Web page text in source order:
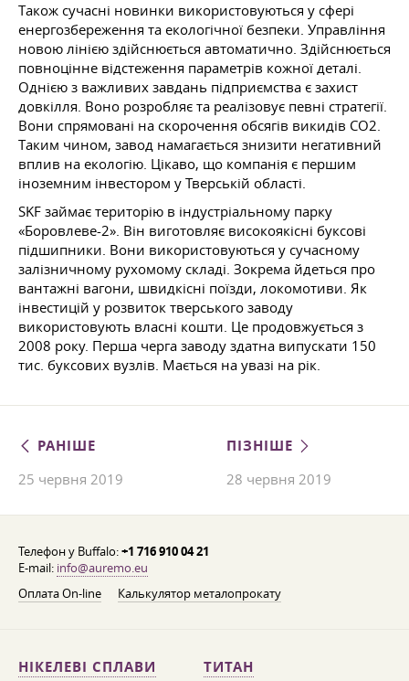
Також сучасні новинки використовуються у сфері
енергозбереження та екологічної безпеки. Управління
новою лінією здійснюється автоматично. Здійснюється
повноцінне відстеження параметрів кожної деталі.
Однією з важливих завдань підприємства є захист
довкілля. Воно розробляє та реалізовує певні стратегії.
Вони спрямовані на скорочення обсягів викидів СО2.
Таким чином, завод намагається знизити негативний
вплив на екологію. Цікаво, що компанія є першим
іноземним інвестором у Тверській області.
SKF займає територію в індустріальному парку
«Боровлеве-2». Він виготовляє високоякісні буксові
підшипники. Вони використовуються у сучасному
залізничному рухомому складі. Зокрема йдеться про
вантажні вагони, швидкісні поїзди, локомотиви. Як
інвестицій у розвиток тверського заводу
використовують власні кошти. Це продовжується з
2008 року. Перша черга заводу здатна випускати 150
тис. буксових вузлів. Мається на увазі на рік.
РАНІШЕ
25 червня 2019
ПІЗНІШЕ
28 червня 2019
Телефон у Buffalo:+1 716 910 04 21
E-mail: info@auremo.eu
Оплата On-line
Калькулятор металопрокату
НІКЕЛЕВІ СПЛАВИ ТИТАН